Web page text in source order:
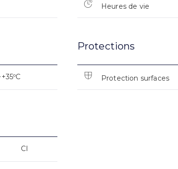
Heures de vie
Protections
Protection surfaces
CI